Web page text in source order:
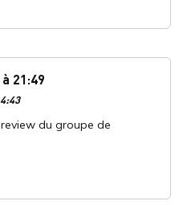
21:49
du groupe de